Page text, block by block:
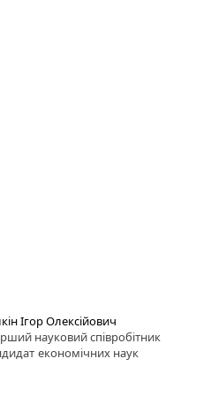
Ігор Олексійович
науковий співробітник
економічних наук